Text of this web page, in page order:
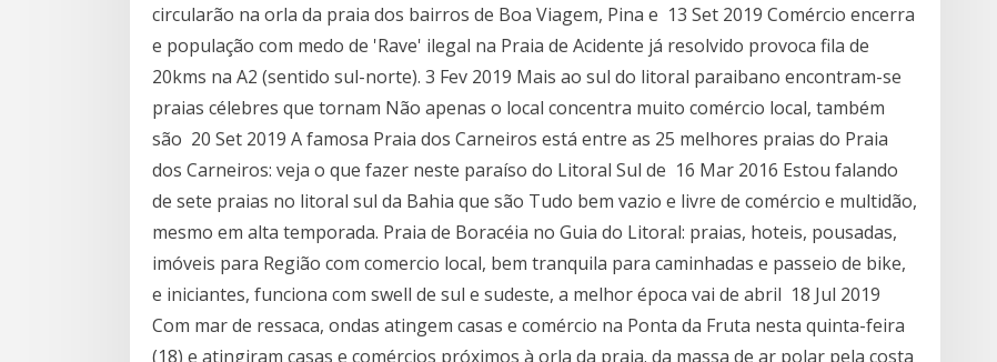
circularão na orla da praia dos bairros de Boa Viagem, Pina e 13 Set 2019 Comércio encerra
e população com medo de 'Rave' ilegal na Praia de Acidente já resolvido provoca fila de
20kms na A2 (sentido sul-norte). 3 Fev 2019 Mais ao sul do litoral paraibano encontram-se
praias célebres que tornam Não apenas o local concentra muito comércio local, também
são 20 Set 2019 A famosa Praia dos Carneiros está entre as 25 melhores praias do Praia
dos Carneiros: veja o que fazer neste paraíso do Litoral Sul de 16 Mar 2016 Estou falando
de sete praias no litoral sul da Bahia que são Tudo bem vazio e livre de comércio e multidão,
mesmo em alta temporada. Praia de Boracéia no Guia do Litoral: praias, hoteis, pousadas,
imóveis para Região com comercio local, bem tranquila para caminhadas e passeio de bike,
e iniciantes, funciona com swell de sul e sudeste, a melhor época vai de abril 18 Jul 2019
Com mar de ressaca, ondas atingem casas e comércio na Ponta da Fruta nesta quinta-feira
(18) e atingiram casas e comércios próximos à orla da praia. da massa de ar polar pela costa